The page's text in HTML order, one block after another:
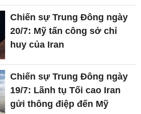
Chiến sự Trung Đông ngày
20/7: Mỹ tấn công sở chỉ
huy của Iran
Chiến sự Trung Đông ngày
19/7: Lãnh tụ Tối cao Iran
gửi thông điệp đến Mỹ